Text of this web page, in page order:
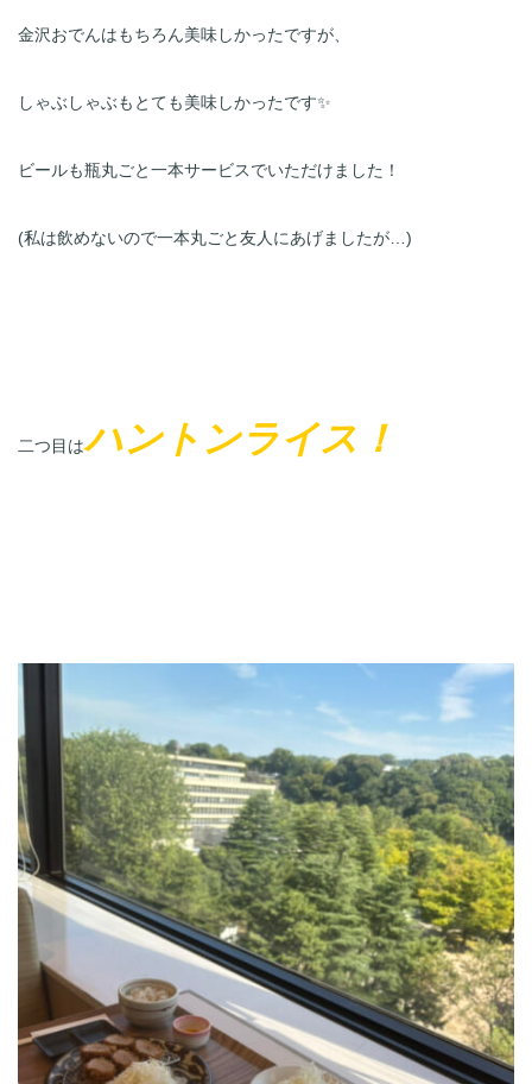
金沢おでんはもちろん美味しかったですが、
しゃぶしゃぶもとても美味しかったです✨
ビールも瓶丸ごと一本サービスでいただけました！
(私は飲めないので一本丸ごと友人にあげましたが…)
二つ目はハントンライス！